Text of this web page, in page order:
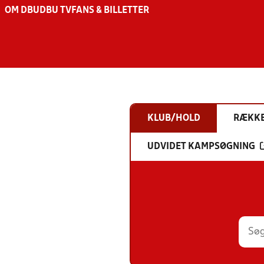
OM DBU DBU TV FANS & BILLETTER
KLUB/HOLD
UDVIDET KAMPSØGNING